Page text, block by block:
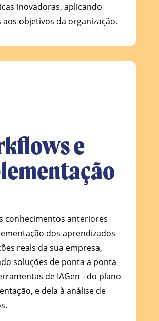
inovadoras, aplicando
aos objetivos da organização.
e
conhecimentos anteriores
dos aprendizados
reais da sua empresa,
soluções de ponta a ponta
de IAGen - do plano
e dela à análise de